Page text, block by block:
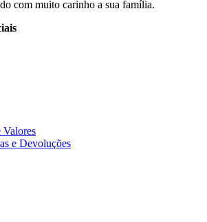
com muito carinho a sua família.
Valores
e Devoluções